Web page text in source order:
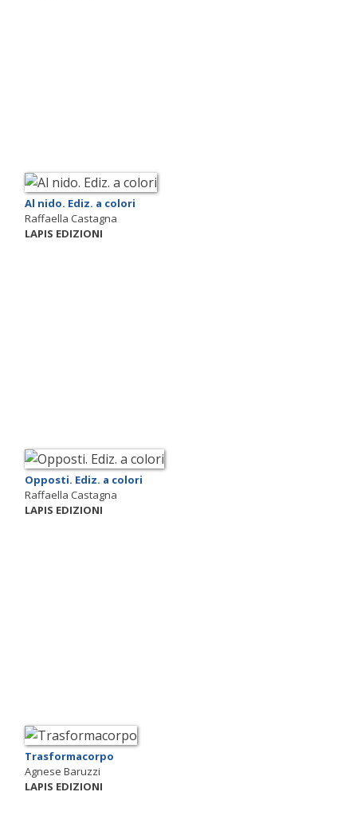
Al nido. Ediz. a colori
Raffaella Castagna
LAPIS EDIZIONI
Opposti. Ediz. a colori
Raffaella Castagna
LAPIS EDIZIONI
Trasformacorpo
Agnese Baruzzi
LAPIS EDIZIONI